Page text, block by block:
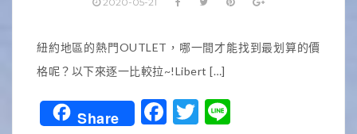
紐約地區的熱門OUTLET，哪一間才能找到最划算的價
格呢？以下來逐一比較拉~!Libert […]
Share Facebook
Twitter
Line